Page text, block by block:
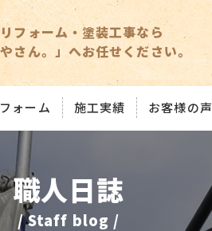
フォーム・塗装工事なら
さん。」へお任せください。
ォーム 施工実績 お客様の声
職人日誌
/ Staff blog /